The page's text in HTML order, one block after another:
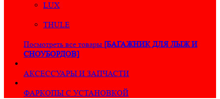
LUX
THULE
Посмотреть все товары [БАГАЖНИК ДЛЯ ЛЫЖ И
СНОУБОРДОВ]
АКСЕССУАРЫ И ЗАПЧАСТИ
ФАРКОПЫ С УСТАНОВКОЙ